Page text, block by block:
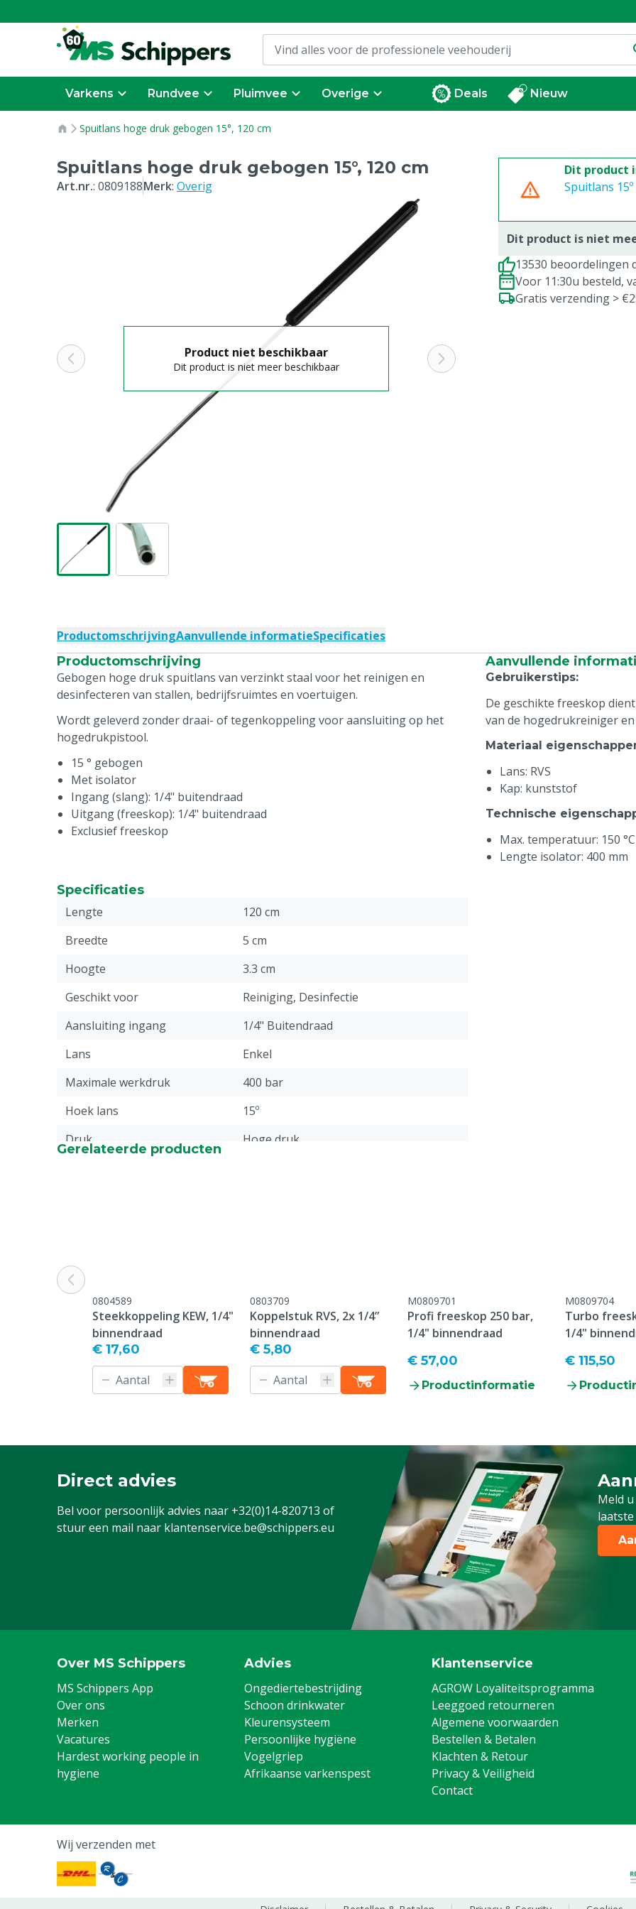
Varkens Rundvee Pluimvee Overige Deals Nieuw
Spuitlans hoge druk gebogen 15°, 120 cm
Spuitlans hoge druk gebogen 15°, 120 cm
Art.nr.: 0809188Merk: Overig
Product niet beschikbaar
Dit product is niet meer beschikbaar
Dit product
Spuitlans
Dit product is niet
13530 beoordelingen
Voor 11:30u besteld,
Gratis verzending >
ProductomschrijvingAanvullende informatieSpecificaties
Productomschrijving
Gebogen hoge druk spuitlans van verzinkt staal voor het reinigen en
desinfecteren van stallen, bedrijfsruimtes en voertuigen.
Wordt geleverd zonder draai- of tegenkoppeling voor aansluiting op het
hogedrukpistool.
15 ° gebogen
Met isolator
Ingang (slang): 1/4" buitendraad
Uitgang (freeskop): 1/4" buitendraad
Exclusief freeskop
Aanvullende
Gebruikerstips:
De geschikte freeskop
van de hogedrukreiniger
Materiaal
Lans: RVS
Kap: kunststof
Technische
Max. temperatuur: 150 °C
Lengte isolator: 400 mm
Specificaties
Lengte
120 cm
Breedte
5 cm
Hoogte
3.3 cm
Geschikt voor
Reiniging, Desinfectie
Aansluiting ingang
1/4" Buitendraad
Lans
Enkel
Maximale werkdruk
400 bar
Hoek lans
15º
Druk
Hoge druk
-> Klachten & Retour" onderaan deze
webpagina.
Diergroep
Rundvee, Varkens, Pluimvee, Schapen,
Geiten, Overig
Gerelateerde producten
0804589
Steekkoppeling KEW, 1/4"
binnendraad
€ 17,60
0803709
Koppelstuk RVS, 2x 1/4”
binnendraad
€ 5,80
M0809701
Profi freeskop 250 bar,
1/4" binnendraad
€ 57,00
Productinformatie
M0809704
Turbo
1/4"
€ 115,50
Direct advies
Bel voor persoonlijk advies naar +32(0)14-820713 of
stuur een mail naar klantenservice.be@schippers.eu
Meld
Meld
Over MS Schippers
MS Schippers App
Over ons
Merken
Vacatures
Hardest working people in
hygiene
Advies
Ongediertebestrijding
Schoon drinkwater
Kleurensysteem
Persoonlijke hygiëne
Vogelgriep
Afrikaanse varkenspest
Klantenservice
AGROW Loyaliteitsprogramma
Leeggoed retourneren
Algemene voorwaarden
Bestellen & Betalen
Klachten & Retour
Privacy & Veiligheid
Contact
Wij verzenden met